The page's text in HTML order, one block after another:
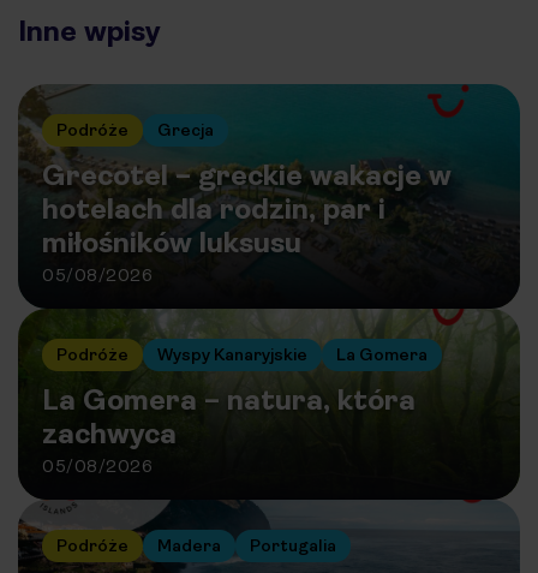
Inne wpisy
Podróże Grecja
Grecotel – greckie wakacje w
hotelach dla rodzin, par i
miłośników luksusu
05/08/2026
Podróże Wyspy Kanaryjskie La Gomera
La Gomera – natura, która
zachwyca
05/08/2026
Podróże Madera Portugalia